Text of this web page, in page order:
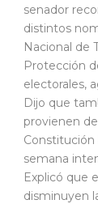
senador
distintos
Nacional de
Protección
electorales,
Dijo que
provienen
Constitución
semana
Explicó que
disminuyen